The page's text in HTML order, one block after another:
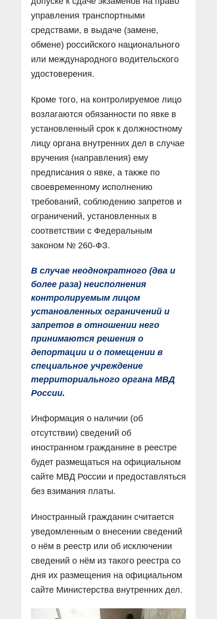
управления транспортными
средствами, в выдаче (замене,
обмене) российского национального
или международного водительского
удостоверения.
Кроме того, на контролируемое лицо
возлагаются обязанности по явке в
установленный срок к должностному
лицу органа внутренних дел в случае
вручения (направления) ему
предписания о явке, а также по
своевременному исполнению
требований, соблюдению запретов и
ограничений, установленных в
соответствии с Федеральным
законом № 260-ФЗ.
В случае неоднократного (два и
более раза) неисполнения
контролируемым лицом
установленных ограничений и
запретов в отношении него
принимаются решения о
депортации и о помещении в
специальное учреждение
территориального органа МВД
России.
Информация о наличии (об
отсутствии) сведений об
иностранном гражданине в реестре
будет размещаться на официальном
сайте МВД России и предоставляться
без взимания платы.
Иностранный гражданин считается
уведомленным о внесении сведений
о нём в реестр или об исключении
сведений о нём из такого реестра со
дня их размещения на официальном
сайте Министерства внутренних дел.